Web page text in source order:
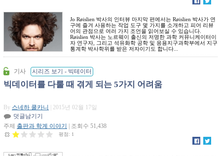
Jo Røislien 박사의 인터뷰 마지막 편에서는 Røislien 박사가 연
구에 즐겨 사용하는 작업 도구 몇 가지를 소개하고 피어 리뷰
어의 관점으로 여러 가지 조언을 읽어보실 수 있습니다.
Røislien 박사는 노르웨이 출신의 저명한 과학 커뮤니케이터이
자 연구자, 그리고 석유화학 공학 및 응용지구과학부에서 지구
통계학 박사학위를 받은 저자이기도 합니다...
기사 시리즈 보기 - 빅테이터
빅데이터를 다룰 때 겪게 되는 5가지 어려움
By 스네하 쿨카니
| 2015년 02월 17일
덧글남기기
주제 출판과 학계 이야기 | 조회수 51,438
평점: 1